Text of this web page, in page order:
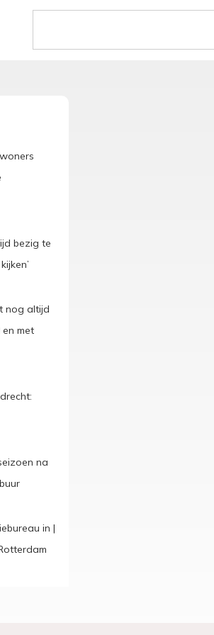
bezig te
nog altijd
met
na
in |